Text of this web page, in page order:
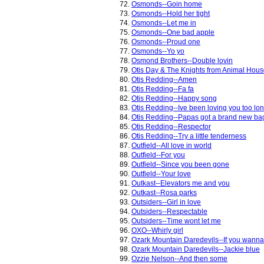
72. Osmonds--Goin home
73. Osmonds--Hold her tight
74. Osmonds--Let me in
75. Osmonds--One bad apple
76. Osmonds--Proud one
77. Osmonds--Yo yo
78. Osmond Brothers--Double lovin
79. Otis Day & The Knights from Animal
80. Otis Redding--Amen
81. Otis Redding--Fa fa
82. Otis Redding--Happy song
83. Otis Redding--Ive been loving you too
84. Otis Redding--Papas got a brand new
85. Otis Redding--Respector
86. Otis Redding--Try a little tenderness
87. Outfield--All love in world
88. Outfield--For you
89. Outfield--Since you been gone
90. Outfield--Your love
91. Outkast--Elevators me and you
92. Outkast--Rosa parks
93. Outsiders--Girl in love
94. Outsiders--Respectable
95. Outsiders--Time wont let me
96. OXO--Whirly girl
97. Ozark Mountain Daredevils--If you
98. Ozark Mountain Daredevils--Jackie blue
99. Ozzie Nelson--And then some